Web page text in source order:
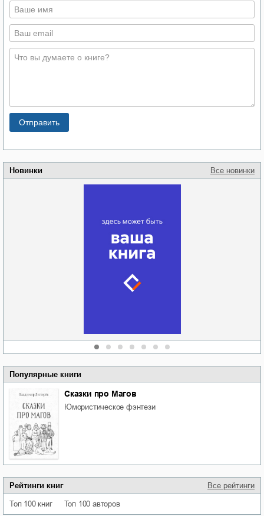
Новинки Все новинки
Популярные книги
Сказки про Магов
юмористическое фэнтези
Рейтинги книг Все рейтинги
Топ 100 книг Топ 100 авторов